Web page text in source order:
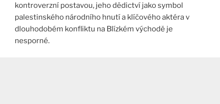
kontroverzní postavou, jeho dědictví jako symbol
palestinského národního hnutí a klíčového aktéra v
dlouhodobém konfliktu na Blízkém východě je
nesporné​.